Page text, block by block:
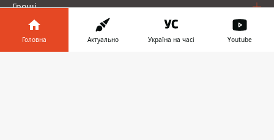
Гроші
Шоу-біз
Головна Актуально Україна на часі Youtube